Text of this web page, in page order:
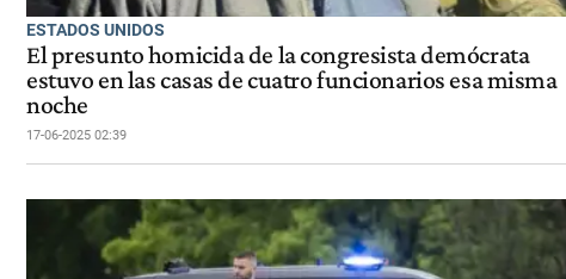
ESTADOS UNIDOS
El presunto homicida de la congresista demócrata
estuvo en las casas de cuatro funcionarios esa misma
noche
17-06-2025 02:39